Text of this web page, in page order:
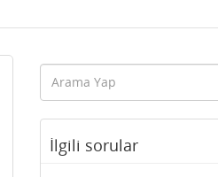
İlgili sorular